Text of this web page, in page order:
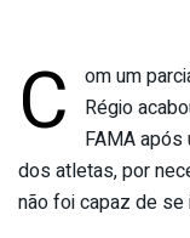
C
om um
Régio
FAMA após
dos atletas, por
não foi capaz de se